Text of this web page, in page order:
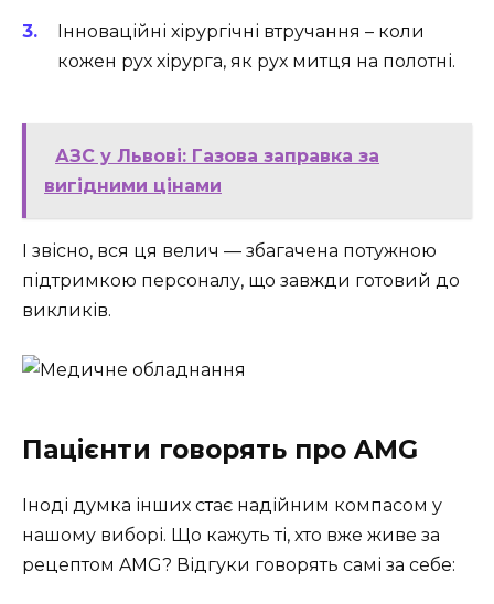
Інноваційні хірургічні втручання – коли
кожен рух хірурга, як рух митця на полотні.
АЗС у Львові: Газова заправка за
вигідними цінами
І звісно, вся ця велич — збагачена потужною
підтримкою персоналу, що завжди готовий до
викликів.
Пацієнти говорять про AMG
Іноді думка інших стає надійним компасом у
нашому виборі. Що кажуть ті, хто вже живе за
рецептом AMG? Відгуки говорять самі за себе: